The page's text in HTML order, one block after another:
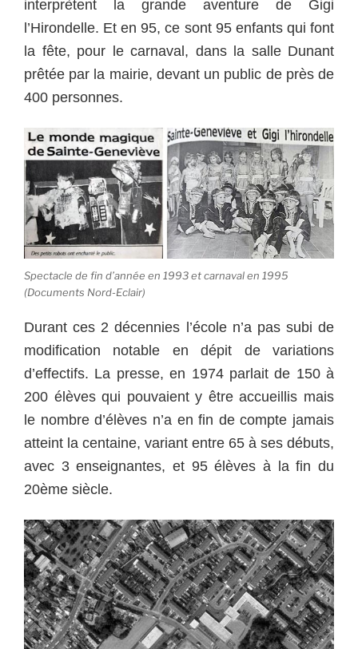
interprètent la grande aventure de Gigi
l’Hirondelle. Et en 95, ce sont 95 enfants qui font
la fête, pour le carnaval, dans la salle Dunant
prêtée par la mairie, devant un public de près de
400 personnes.
Spectacle de fin d’année en 1993 et carnaval en 1995
(Documents Nord-Eclair)
Durant ces 2 décennies l’école n’a pas subi de
modification notable en dépit de variations
d’effectifs. La presse, en 1974 parlait de 150 à
200 élèves qui pouvaient y être accueillis mais
le nombre d’élèves n’a en fin de compte jamais
atteint la centaine, variant entre 65 à ses débuts,
avec 3 enseignantes, et 95 élèves à la fin du
20ème siècle.